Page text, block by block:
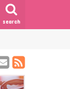
search